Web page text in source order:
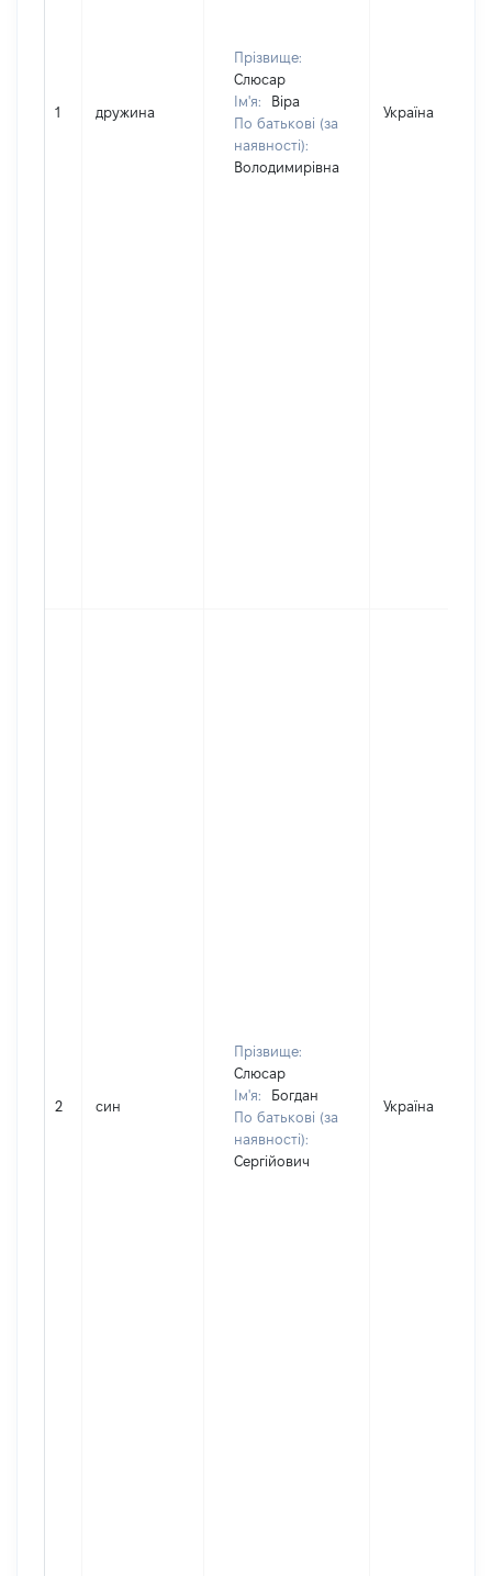
1 дружина
Прізвище:
Слюсар
Ім'я:
Віра
По батькові (за
наявності):
Володимирівна
Україна
2 син
Прізвище:
Слюсар
Ім'я:
Богдан
По батькові (за
наявності):
Сергійович
Україна